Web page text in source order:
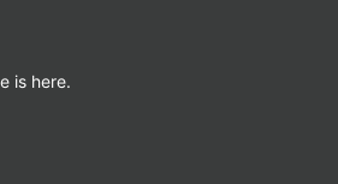
is here.